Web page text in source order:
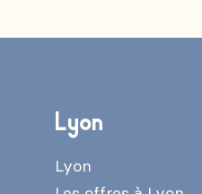
Lyon
Lyon